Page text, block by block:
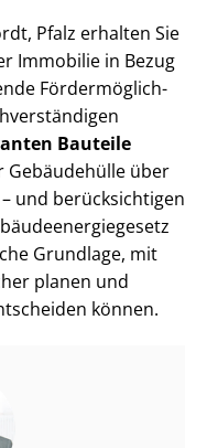
Pfalz erhalten Sie
Immobilie in Bezug
För­der­mög­lich­
Bauteile
Gebäudehülle über
und berücksichtigen
Grundlage, mit
planen und
können.